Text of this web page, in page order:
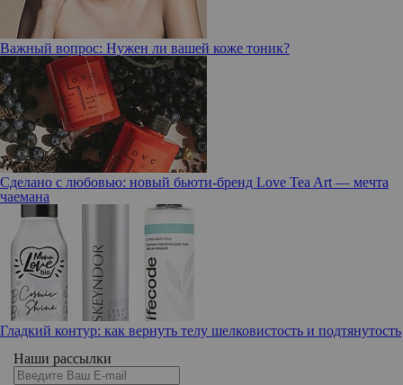
Важный вопрос: Нужен ли вашей коже тоник?
Сделано с любовью: новый бьюти-бренд Love Tea Art — мечта
чаемана
Гладкий контур: как вернуть телу шелковистость и подтянутость
Наши рассылки